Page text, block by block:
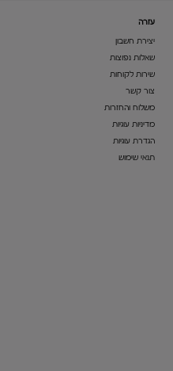
עזרה
​יצירת חשבון
שאלות נפוצות
שירות לקוחות
צור קשר
משלוח והחזרות
מדיניות עוגיות
הגדרת עוגיות
תנאי שימוש